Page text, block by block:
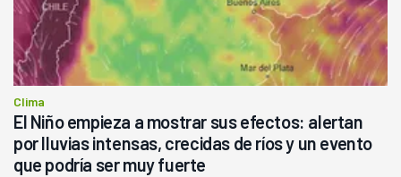
Clima
El Niño empieza a mostrar sus efectos: alertan
por lluvias intensas, crecidas de ríos y un evento
que podría ser muy fuerte